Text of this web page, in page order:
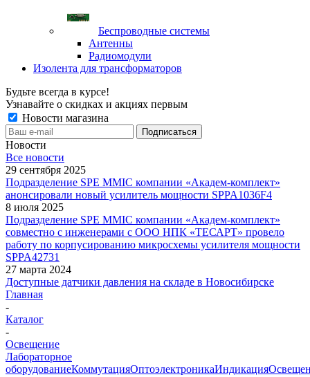
Беспроводные системы
Антенны
Радиомодули
Изолента для трансформаторов
Будьте всегда в курсе!
Узнавайте о скидках и акциях первым
Новости магазина
Новости
Все новости
29 сентября 2025
Подразделение SPE MMIC компании «Академ-комплект»
анонсировали новый усилитель мощности SPPA1036F4
8 июля 2025
Подразделение SPE MMIC компании «Академ-комплект»
совместно с инженерами с ООО НПК «ТЕСАРТ» провело
работу по корпусированию микросхемы усилителя мощности
SPPA42731
27 марта 2024
Доступные датчики давления на складе в Новосибирске
Главная
-
Каталог
-
Освещение
Лабораторное
оборудованиеКоммутацияОптоэлектроникаИндикация